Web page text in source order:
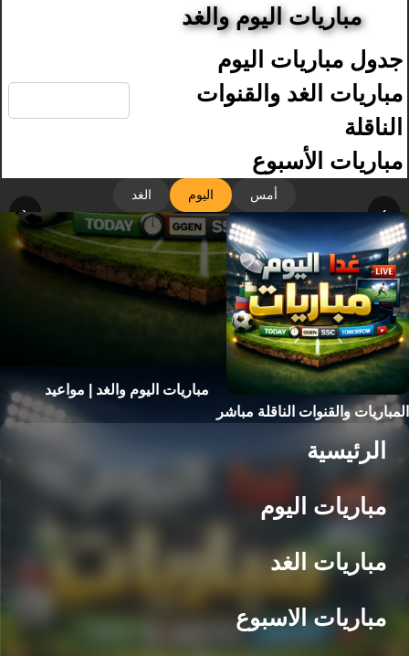
مباريات اليوم والغد
جدول مباريات اليوم
مباريات الغد والقنوات
الناقلة
مباريات الأسبوع
أمس اليوم الغد
‹ ›
مباريات اليوم والغد | مواعيد
المباريات والقنوات الناقلة مباشر
الرئيسية
مباريات اليوم
مباريات الغد
مباريات الاسبوع